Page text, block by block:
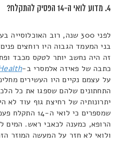
4. מדוע לואי ה-14 הפסיק להתקלח?
לפני 300 שנה, רוב
בני המעמד הגבוה היו רוחצים
זה היה נחשב יותר לטקס מכבד
כתבה של פאיזה אלמסרי ב-
על עצמם נקיים היו העשירים
התחתונים שלהם שספגו את כל
יתרונותיה של רחיצת גוף עוד לא
שמספרים כי
הרופא, כמענה לכאבי ראש. המים
ולואי לא חזר על המעשה המוזר